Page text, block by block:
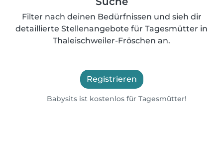
Filter nach deinen Bedürfnissen und sieh dir
detaillierte Stellenangebote für Tagesmütter in
Thaleischweiler-Fröschen an.
Registrieren
Babysits ist kostenlos für Tagesmütter!